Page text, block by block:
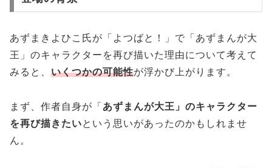
あずまきよひこ氏が「よつばと！」で「あずまんが大
王」のキャラクターを再び描いた理由について考えて
みると、 いくつかの可能性が浮かび上がります。
まず、作者自身が「 あずまんが大王」のキャラクター
を再び描きたいという思いがあったのかもしれませ
ん。